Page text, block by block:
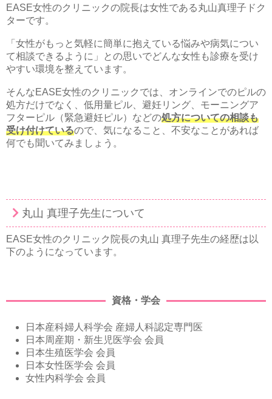
EASE女性のクリニックの院長は女性である丸山真理子ドク
ターです。
「女性がもっと気軽に簡単に抱えている悩みや病気につい
て相談できるように」との思いでどんな女性も診療を受け
やすい環境を整えています。
そんなEASE女性のクリニックでは、オンラインでのピルの
処方だけでなく、低用量ピル、避妊リング、モーニングア
フターピル（緊急避妊ピル）などの処方についての相談も
受け付けているので、気になること、不安なことがあれば
何でも聞いてみましょう。
丸山 真理子先生について
EASE女性のクリニック院長の丸山 真理子先生の経歴は以
下のようになっています。
資格・学会
日本産科婦人科学会 産婦人科認定専門医
日本周産期・新生児医学会 会員
日本生殖医学会 会員
日本女性医学会 会員
女性内科学会 会員